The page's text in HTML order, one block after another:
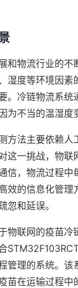
和物流行业的
湿度等环境因
。冷链物流系
为不当的温湿度
方法主要依赖
这一挑战，物
信，物流过程
效的信息化管
忽和延误。
物联网的疫苗
管理的系统。
苗在运输过程